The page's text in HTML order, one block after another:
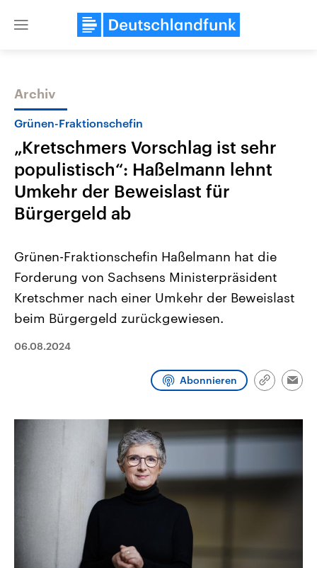
Close
Themen
2026
Alle Informationen
Sachsen-Anhalt wählt am 6.
September 2026 einen neuen
Landtag. Seit 2021 wird das
Bundesland von einer Koalition aus
CDU, SPD und FDP regiert.-
Wahlprogramme, aktuelle Berichte
und Kandidaten der anstehenden
Aktuelle Beiträge,
Hintergründe
Wirtschaftlich und
gehören die Vereinigten
den mächtigsten Ländern
mit großem Einfluss auf
aktuelle Weltgeschehen.
Archiv
Grünen-Fraktionschefin
„Kretschmers Vorschlag ist sehr
populistisch“: Haßelmann lehnt
Umkehr der Beweislast für
Bürgergeld ab
Grünen-Fraktionschefin Haßelmann hat die
Forderung von Sachsens Ministerpräsident
Kretschmer nach einer Umkehr der Beweislast
beim Bürgergeld zurückgewiesen.
06.08.2024
Abonnieren
Link